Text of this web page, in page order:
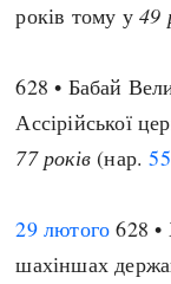
років тому у49
628 • Бабай
Ассірійської
77 років (нар.
29 лютого 628
шахіншах